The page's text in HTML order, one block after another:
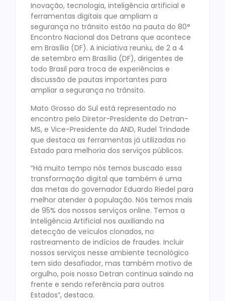
Inovação, tecnologia, inteligência artificial e
ferramentas digitais que ampliam a
segurança no trânsito estão na pauta do 80°
Encontro Nacional dos Detrans que acontece
em Brasília (DF). A iniciativa reuniu, de 2 a 4
de setembro em Brasília (DF), dirigentes de
todo Brasil para troca de experiências e
discussão de pautas importantes para
ampliar a segurança no trânsito.
Mato Grosso do Sul está representado no
encontro pelo Diretor-Presidente do Detran-
MS, e Vice-Presidente da AND, Rudel Trindade
que destaca as ferramentas já utilizadas no
Estado para melhoria dos serviços públicos.
“Há muito tempo nós temos buscado essa
transformação digital que também é uma
das metas do governador Eduardo Riedel para
melhor atender à população. Nós temos mais
de 95% dos nossos serviços online. Temos a
Inteligência Artificial nos auxiliando na
detecção de veículos clonados, no
rastreamento de indícios de fraudes. Incluir
nossos serviços nesse ambiente tecnológico
tem sido desafiador, mas também motivo de
orgulho, pois nosso Detran continua saindo na
frente e sendo referência para outros
Estados”, destaca.